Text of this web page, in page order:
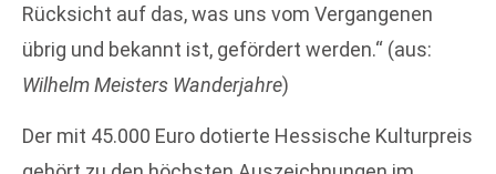
Rücksicht auf das, was uns vom Vergangenen
übrig und bekannt ist, gefördert werden.“ (aus:
Wilhelm Meisters Wanderjahre)
Der mit 45.000 Euro dotierte Hessische Kulturpreis